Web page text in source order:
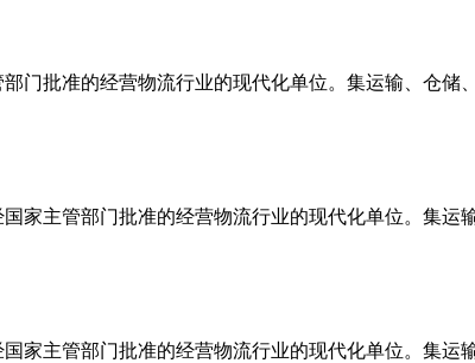
门批准的经营物流行业的现代化单位。集运输、仓储
家主管部门批准的经营物流行业的现代化单位。集
家主管部门批准的经营物流行业的现代化单位。集